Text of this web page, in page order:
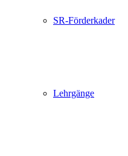
SR-Förderkader
Lehrgänge